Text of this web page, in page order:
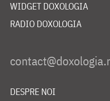
WIDGET DOXOLOGIA
RADIO DOXOLOGIA
DESPRE NOI